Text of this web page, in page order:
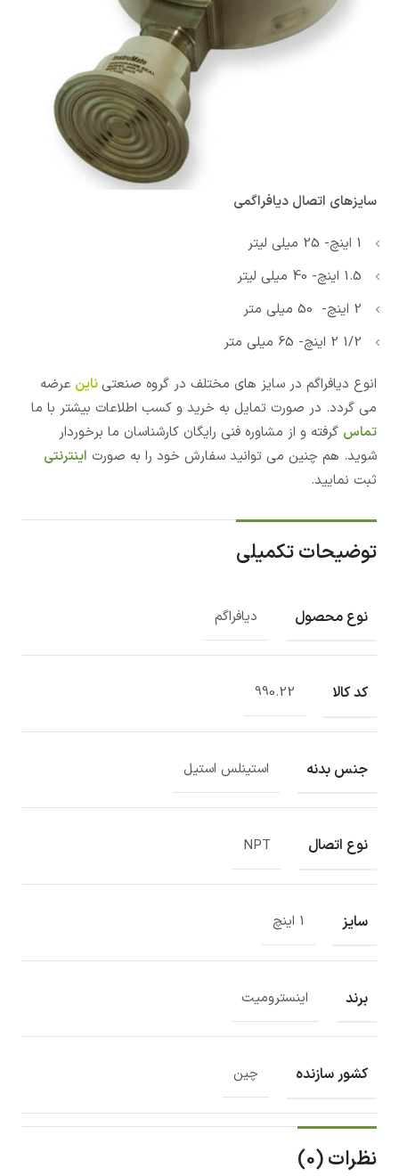
سایزهای اتصال دیافراگمی
1 اینچ- 25 میلی لیتر
1.5 اینچ- 40 میلی لیتر
2 اینچ- 50 میلی متر
1/2 2 اینچ- 65 میلی متر
انوع دیافراگم در سایز های مختلف در گروه صنعتی ناین عرضه
می گردد. در صورت تمایل به خرید و کسب اطلاعات بیشتر با ما
تماس گرفته و از مشاوره فنی رایگان کارشناسان ما برخوردار
شوید. هم چنین می توانید سفارش خود را به صورت اینترنتی
ثبت نمایید.
توضیحات تکمیلی
نوع محصول دیافراگم
کد کالا 990.22
جنس بدنه استینلس استیل
نوع اتصال NPT
سایز 1 اینچ
برند اینسترومیت
کشور سازنده چین
نظرات (0)